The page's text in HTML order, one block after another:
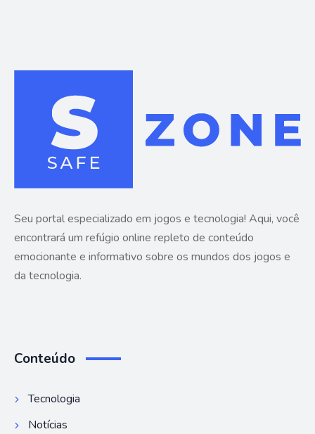
Seu portal especializado em jogos e tecnologia! Aqui, você
encontrará um refúgio online repleto de conteúdo
emocionante e informativo sobre os mundos dos jogos e
da tecnologia.
Conteúdo
Tecnologia
Notícias